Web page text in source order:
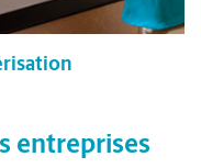
entreprises